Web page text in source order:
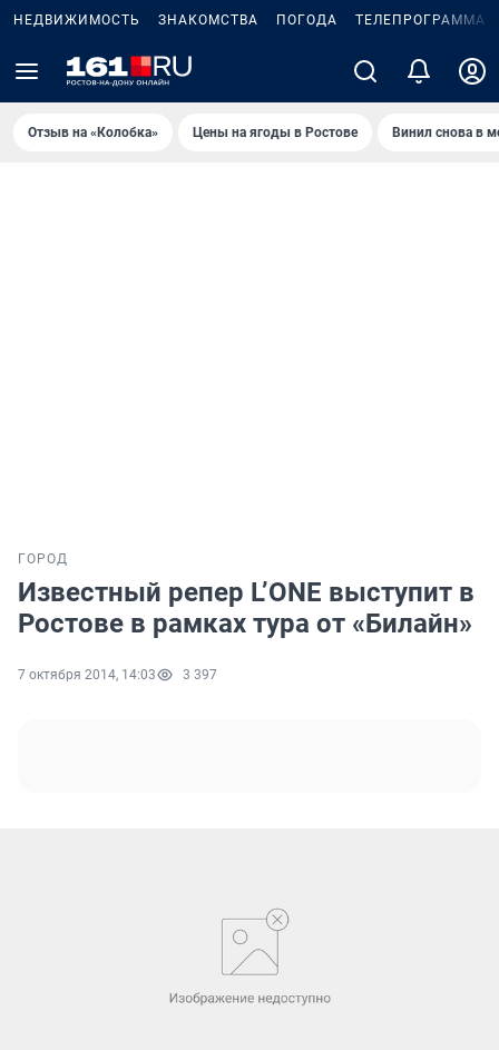
НЕДВИЖИМОСТЬ ЗНАКОМСТВА ПОГОДА ТЕЛЕПРОГРАММА
Отзыв на «Колобка» Цены на ягоды в Ростове Винил снова в
ГОРОД
Известный репер L’ONE выступит в
Ростове в рамках тура от «Билайн»
7 октября 2014, 14:03 3 397